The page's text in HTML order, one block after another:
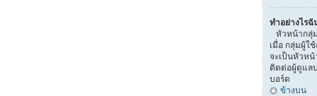
ทำอย่างไร
หัวหน้ากลุ่
เมื่อ กลุ่มผู้ใ
จะเป็นหัวห
ติดต่อผู้ดูแล
บอร์ด
ข้างบน